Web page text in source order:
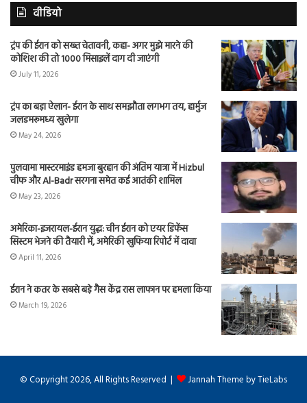
वीडियो
ट्रंप की ईरान को सख्त चेतावनी, कहा- अगर मुझे मारने की
कोशिश की तो 1000 मिसाइलें दाग दी जाएंगी
July 11, 2026
ट्रंप का बड़ा ऐलान- ईरान के साथ समझौता लगभग तय, हार्मुज
जलडमरूमध्य खुलेगा
May 24, 2026
पुलवामा मास्टरमाइंड हमजा बुरहान की अंतिम यात्रा में Hizbul
चीफ और Al-Badr सरगना समेत कई आतंकी शामिल
May 23, 2026
अमेरिका-इजरायल-ईरान युद्ध: चीन ईरान को एयर डिफेंस
सिस्टम भेजने की तैयारी में, अमेरिकी खुफिया रिपोर्ट में दावा
April 11, 2026
ईरान ने कतर के सबसे बड़े गैस केंद्र रास लाफान पर हमला किया
March 19, 2026
© Copyright 2026, All Rights Reserved | Jannah Theme by TieLabs